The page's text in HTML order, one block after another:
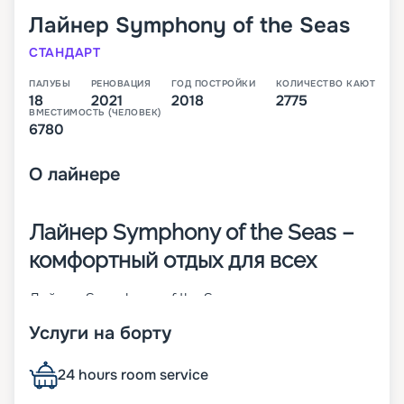
Лайнер Symphony of the Seas
СТАНДАРТ
ПАЛУБЫ
18
РЕНОВАЦИЯ
2021
ГОД ПОСТРОЙКИ
2018
КОЛИЧЕСТВО КАЮТ
2775
ВМЕСТИМОСТЬ (ЧЕЛОВЕК)
6780
О лайнере
Лайнер Symphony of the Seas –
комфортный отдых для всех
Лайнер Symphony of the Seas – одно из
которое относится к классу Oasis. По высоте оно
построено в 2018 году во Франции. В 2021 г.
проведена его реновация. Обновленный корабль
Услуги на борту
24 hours room service